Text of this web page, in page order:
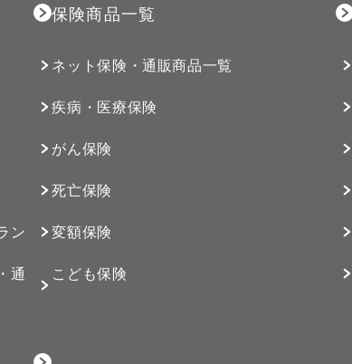
ン
通
保険商品一覧
ネット保険・通販商品一覧
疾病・医療保険
がん保険
死亡保険
変額保険
こども保険